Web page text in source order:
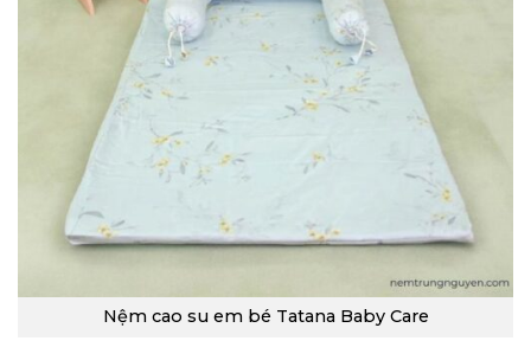
Nệm cao su em bé Tatana Baby Care